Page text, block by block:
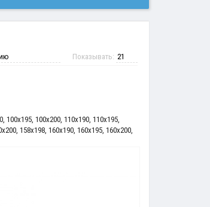
Показывать:
, 100x195, 100x200, 110x190, 110x195,
, 158x198, 160x190, 160x195, 160x200,